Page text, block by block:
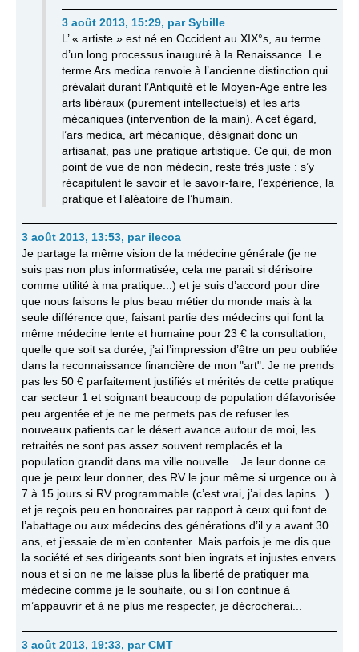
3 août 2013, 15:29, par Sybille
L’ « artiste » est né en Occident au XIX°s, au terme
d’un long processus inauguré à la Renaissance. Le
terme Ars medica renvoie à l’ancienne distinction qui
prévalait durant l’Antiquité et le Moyen-Age entre les
arts libéraux (purement intellectuels) et les arts
mécaniques (intervention de la main). A cet égard,
l’ars medica, art mécanique, désignait donc un
artisanat, pas une pratique artistique. Ce qui, de mon
point de vue de non médecin, reste très juste : s’y
récapitulent le savoir et le savoir-faire, l’expérience, la
pratique et l’aléatoire de l’humain.
3 août 2013, 13:53, par ilecoa
Je partage la même vision de la médecine générale (je ne
suis pas non plus informatisée, cela me parait si dérisoire
comme utilité à ma pratique...) et je suis d’accord pour dire
que nous faisons le plus beau métier du monde mais à la
seule différence que, faisant partie des médecins qui font la
même médecine lente et humaine pour 23 € la consultation,
quelle que soit sa durée, j’ai l’impression d’être un peu oubliée
dans la reconnaissance financière de mon "art". Je ne prends
pas les 50 € parfaitement justifiés et mérités de cette pratique
car secteur 1 et soignant beaucoup de population défavorisée
peu argentée et je ne me permets pas de refuser les
nouveaux patients car le désert avance autour de moi, les
retraités ne sont pas assez souvent remplacés et la
population grandit dans ma ville nouvelle... Je leur donne ce
que je peux leur donner, des RV le jour même si urgence ou à
7 à 15 jours si RV programmable (c’est vrai, j’ai des lapins...)
et je reçois peu en honoraires par rapport à ceux qui font de
l’abattage ou aux médecins des générations d’il y a avant 30
ans, et j’essaie de m’en contenter. Mais parfois je me dis que
la société et ses dirigeants sont bien ingrats et injustes envers
nous et si on ne me laisse plus la liberté de pratiquer ma
médecine comme je le souhaite, ou si l’on continue à
m’appauvrir et à ne plus me respecter, je décrocherai...
3 août 2013, 19:33, par CMT